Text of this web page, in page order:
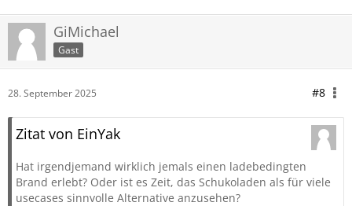
GiMichael
Gast
28. September 2025 #8
Zitat von EinYak
Hat irgendjemand wirklich jemals einen ladebedingten
Brand erlebt? Oder ist es Zeit, das Schukoladen als für viele
usecases sinnvolle Alternative anzusehen?